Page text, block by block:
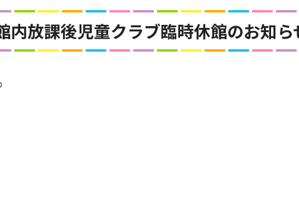
放課後児童クラブ臨時休館のお知ら